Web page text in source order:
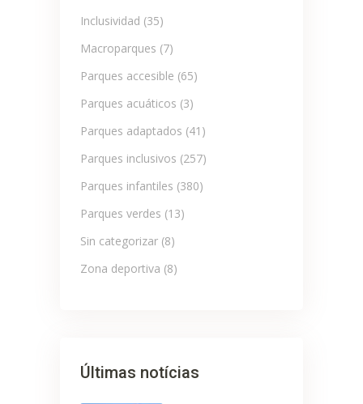
Inclusividad (35)
Macroparques (7)
Parques accesible (65)
Parques acuáticos (3)
Parques adaptados (41)
Parques inclusivos (257)
Parques infantiles (380)
Parques verdes (13)
Sin categorizar (8)
Zona deportiva (8)
Últimas notícias